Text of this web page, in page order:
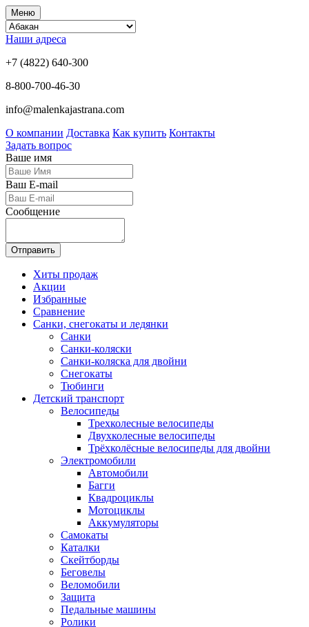
Меню
Наши адреса
+7 (4822) 640-300
8-800-700-46-30
info@malenkajastrana.com
О компании Доставка Как купить Контакты
Задать вопрос
Ваше имя
Ваш E-mail
Сообщение
Отправить
Хиты продаж
Акции
Избранные
Сравнение
Санки, снегокаты и ледянки
Санки
Санки-коляски
Санки-коляска для двойни
Снегокаты
Тюбинги
Детский транспорт
Велосипеды
Трехколесные велосипеды
Двухколесные велосипеды
Трёхколёсные велосипеды для двойни
Электромобили
Автомобили
Багги
Квадроциклы
Мотоциклы
Аккумуляторы
Самокаты
Каталки
Скейтборды
Беговелы
Веломобили
Защита
Педальные машины
Ролики